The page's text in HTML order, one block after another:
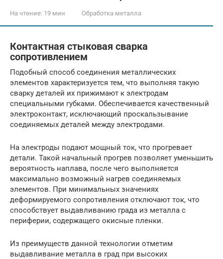
На чтение: 19 мин Обработка металла
Контактная стыковая сварка
сопротивлением
Подобный способ соединения металлических
элементов характеризуется тем, что выполняя такую
сварку деталей их прижимают к электродам
специальными губками. Обеспечивается качественный
электроконтакт, исключающий проскальзывание
соединяемых деталей между электродами.
На электроды подают мощный ток, что прогревает
детали. Такой начальный прогрев позволяет уменьшить
вероятность наплава, после чего выполняется
максимально возможный нагрев соединяемых
элементов. При минимальных значениях
деформируемого сопротивления отключают ток, что
способствует выдавливанию града из металла с
периферии, содержащего окисные пленки.
Из преимуществ данной технологии отметим
выдавливание металла в град при высоких